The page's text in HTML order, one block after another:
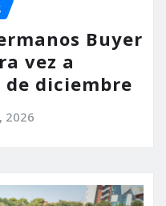
Buyer
vez a
diciembre
2026